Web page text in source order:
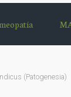
(Patogenesia)